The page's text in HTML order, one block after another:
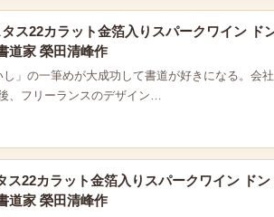
ス22カラット金箔入りスパークワイン ド
道家 榮田清峰作
」の一筆めが大成功して書道が好きになる。会
、フリーランスのデザイン…
22カラット金箔入りスパークワイン ド
道家 榮田清峰作